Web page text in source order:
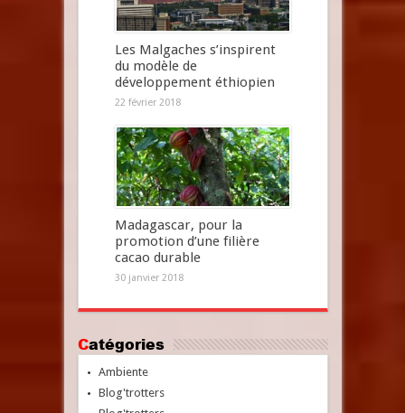
Les Malgaches s’inspirent
du modèle de
développement éthiopien
22 février 2018
Madagascar, pour la
promotion d’une filière
cacao durable
30 janvier 2018
Catégories
Ambiente
Blog'trotters